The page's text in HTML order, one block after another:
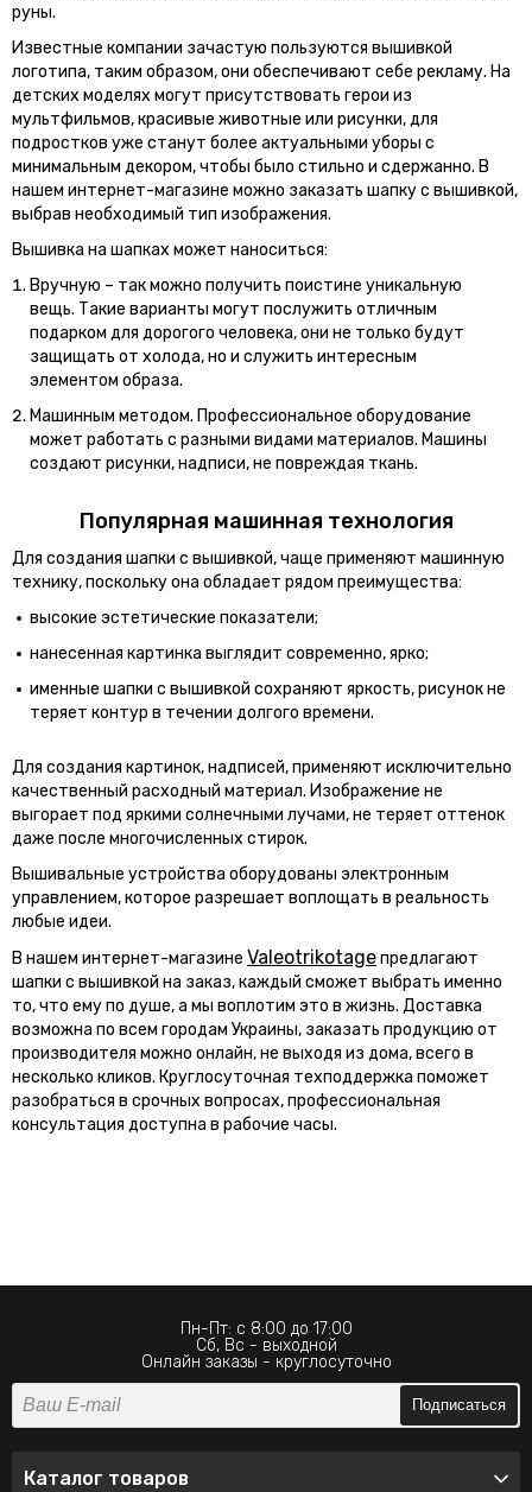
руны.
Известные компании зачастую пользуются вышивкой
логотипа, таким образом, они обеспечивают себе рекламу. На
детских моделях могут присутствовать герои из
мультфильмов, красивые животные или рисунки, для
подростков уже станут более актуальными уборы с
минимальным декором, чтобы было стильно и сдержанно. В
нашем интернет-магазине можно заказать шапку с вышивкой,
выбрав необходимый тип изображения.
Вышивка на шапках может наноситься:
Вручную – так можно получить поистине уникальную
вещь. Такие варианты могут послужить отличным
подарком для дорогого человека, они не только будут
защищать от холода, но и служить интересным
элементом образа.
Машинным методом. Профессиональное оборудование
может работать с разными видами материалов. Машины
создают рисунки, надписи, не повреждая ткань.
Популярная машинная технология
Для создания шапки с вышивкой, чаще применяют машинную
технику, поскольку она обладает рядом преимущества:
высокие эстетические показатели;
нанесенная картинка выглядит современно, ярко;
именные шапки с вышивкой сохраняют яркость, рисунок не
теряет контур в течении долгого времени.
Для создания картинок, надписей, применяют исключительно
качественный расходный материал. Изображение не
выгорает под яркими солнечными лучами, не теряет оттенок
даже после многочисленных стирок.
Вышивальные устройства оборудованы электронным
управлением, которое разрешает воплощать в реальность
любые идеи.
В нашем интернет-магазине Valeotrikotageпредлагают
шапки с вышивкой на заказ, каждый сможет выбрать именно
то, что ему по душе, а мы воплотим это в жизнь. Доставка
возможна по всем городам Украины, заказать продукцию от
производителя можно онлайн, не выходя из дома, всего в
несколько кликов. Круглосуточная техподдержка поможет
разобраться в срочных вопросах, профессиональная
консультация доступна в рабочие часы.
Пн-Пт: с 8:00 до 17:00
Сб, Вс - выходной
Онлайн заказы - круглосуточно
Подписаться
Каталог товаров